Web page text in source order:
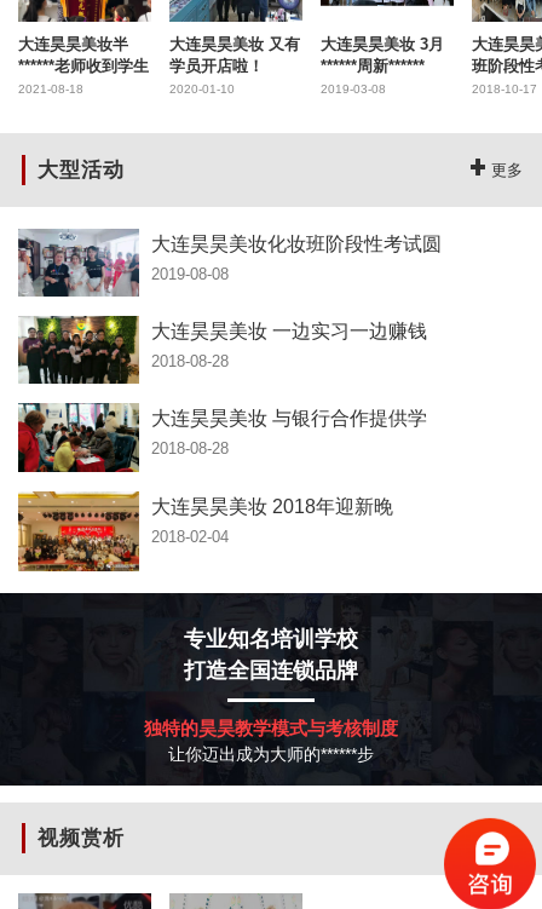
大连昊昊美妆半
******老师收到学生
2021-08-18
大连昊昊美妆 又有
学员开店啦！
2020-01-10
大连昊昊美妆 3月
******周新******
2019-03-08
大连昊昊
班阶段性
2018-10-17
大型活动 更多
大连昊昊美妆化妆班阶段性考试圆
2019-08-08
大连昊昊美妆 一边实习一边赚钱
2018-08-28
大连昊昊美妆 与银行合作提供学
2018-08-28
大连昊昊美妆 2018年迎新晚
2018-02-04
专业知名培训学校
打造全国连锁品牌
独特的昊昊教学模式与考核制度
让你迈出成为大师的******步
视频赏析 更多